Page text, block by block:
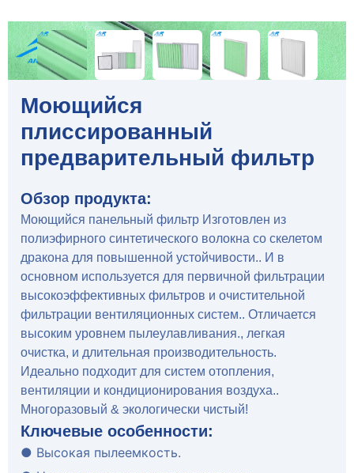
Моющийся
плиссированный
предварительный фильтр
Обзор продукта:
Моющийся панельный фильтр Изготовлен из
полиэфирного синтетического волокна со скелетом
дракона для повышенной устойчивости.. И в
основном используется для первичной фильтрации
высокоэффективных фильтров и очистительной
фильтрации вентиляционных систем.. Отличается
высоким уровнем пылеулавливания., легкая
очистка, и длительная производительность.
Идеально подходит для систем отопления,
вентиляции и кондиционирования воздуха..
Многоразовый & экологически чистый!
Ключевые особенности:
● Высокая пылеемкость.